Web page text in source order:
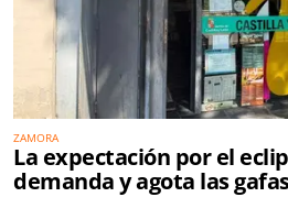
ZAMORA
La expectación por el
demanda y agota las